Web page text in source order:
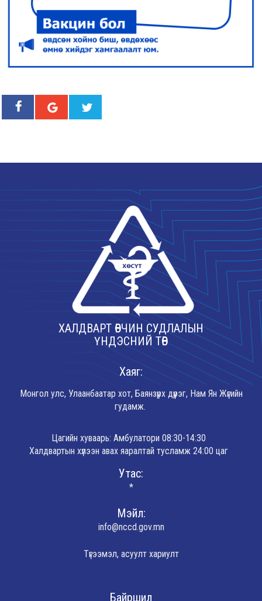
ХАЛДВАРТ ӨВЧИН СУДЛАЛЫН
ҮНДЭСНИЙ ТӨВ
Хаяг:
Монгол улс, Улаанбаатар хот, Баянзүрх дүүрэг, Нам Ян Жүгийн
гудамж.
Цагийн хуваарь: Амбулатори 08:30-14:30
Халдвартын хүлээн авах яаралтай тусламж 24:00 цаг
Утас:
*
Мэйл:
info@nccd.gov.mn
Түгээмэл, асуулт хариулт
Байршил